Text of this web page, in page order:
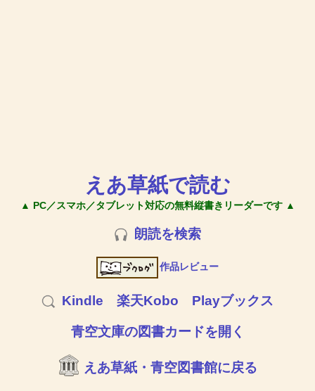
えあ草紙で読む
▲ PC／スマホ／タブレット対応の無料縦書きリーダーです ▲
朗読を検索
作品レビュー
Kindle 楽天Kobo Playブックス
青空文庫の図書カードを開く
えあ草紙・青空図書館に戻る